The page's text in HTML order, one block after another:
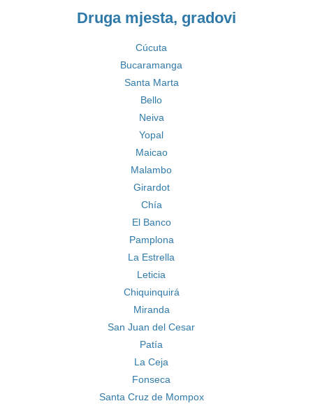
Druga mjesta, gradovi
Cúcuta
Bucaramanga
Santa Marta
Bello
Neiva
Yopal
Maicao
Malambo
Girardot
Chía
El Banco
Pamplona
La Estrella
Leticia
Chiquinquirá
Miranda
San Juan del Cesar
Patía
La Ceja
Fonseca
Santa Cruz de Mompox